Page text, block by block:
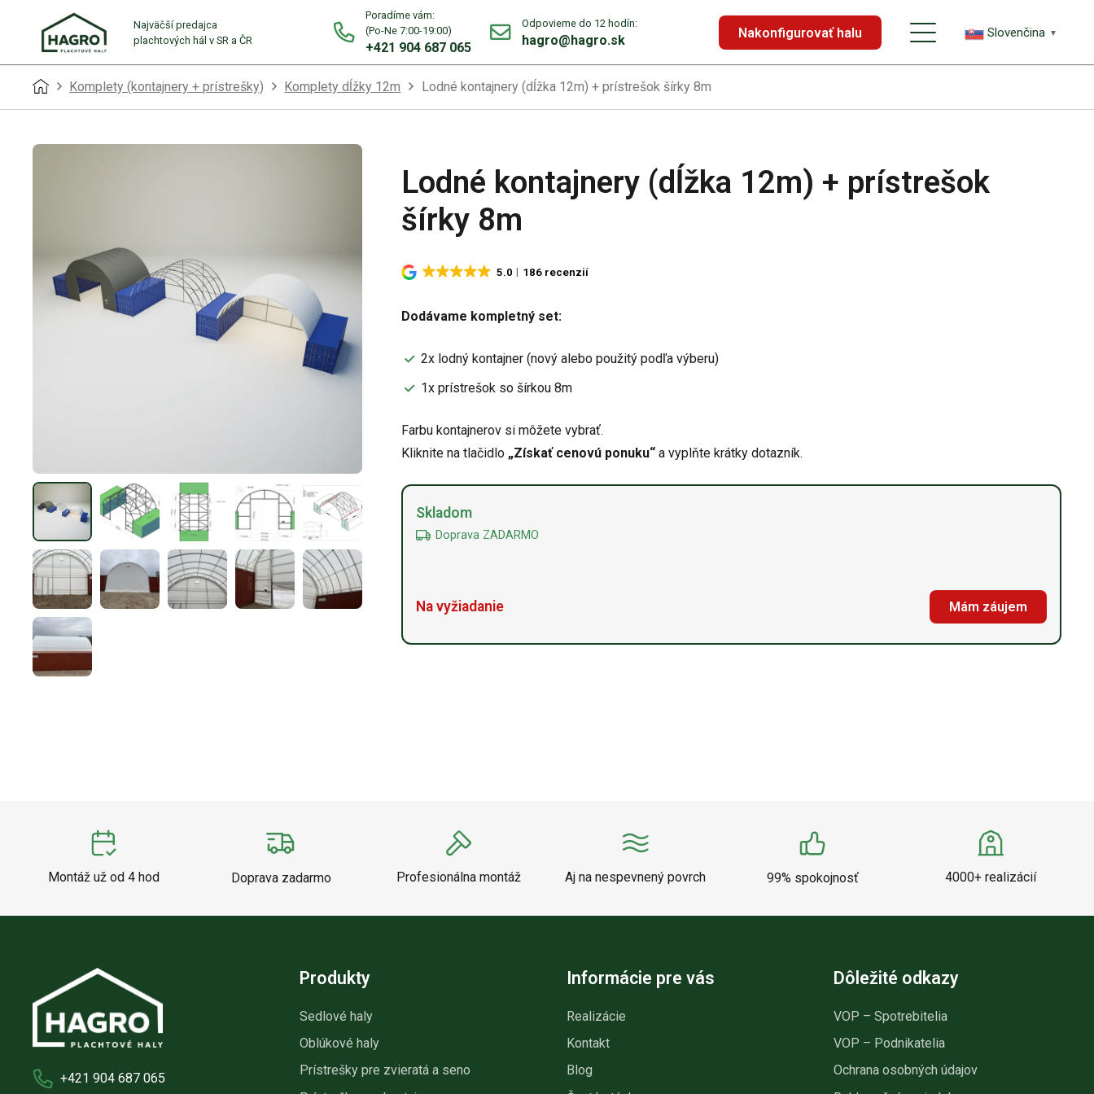
Najväčší predajca
plachtových hál v SR a ČR
Poradíme vám:
(Po-Ne 7:00-19:00)
+421 904 687 065
Odpovieme do 12 hodín:
hagro@hagro.sk Nakonfigurovať halu Slovenčina ▼
Komplety (kontajnery + prístrešky) Komplety dĺžky 12m Lodné kontajnery (dĺžka 12m) + prístrešok šírky 8m
Lodné kontajnery (dĺžka 12m) + prístrešok
šírky 8m
5.0 186 recenzií
Dodávame kompletný set:
2x lodný kontajner (nový alebo použitý podľa výberu)
1x prístrešok so šírkou 8m
Farbu kontajnerov si môžete vybrať.
Kliknite na tlačidlo „Získať cenovú ponuku“ a vyplňte krátky dotazník.
Skladom
Doprava ZADARMO
Na vyžiadanie Mám záujem
Montáž už od 4 hod Doprava zadarmo Profesionálna montáž Aj na nespevnený povrch 99% spokojnosť 4000+ realizácií
+421 904 687 065
Produkty
Sedlové haly
Oblúkové haly
Prístrešky pre zvieratá a seno
Informácie pre vás
Realizácie
Kontakt
Blog
Dôležité odkazy
VOP – Spotrebitelia
VOP – Podnikatelia
Ochrana osobných údajov